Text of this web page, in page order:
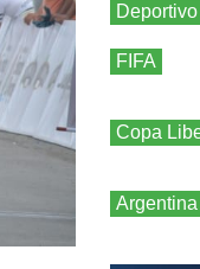
FIFA
Copa
Argentina